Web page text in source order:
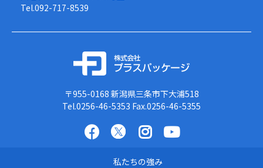
Tel.092-717-8539
〒955-0168 新潟県三条市下大浦518
Tel.0256-46-5353 Fax.0256-46-5355
私たちの強み